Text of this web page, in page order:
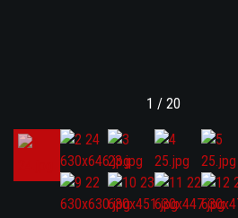
1 / 20